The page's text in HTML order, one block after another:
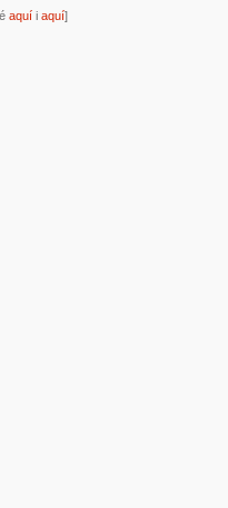
aquí i aquí]